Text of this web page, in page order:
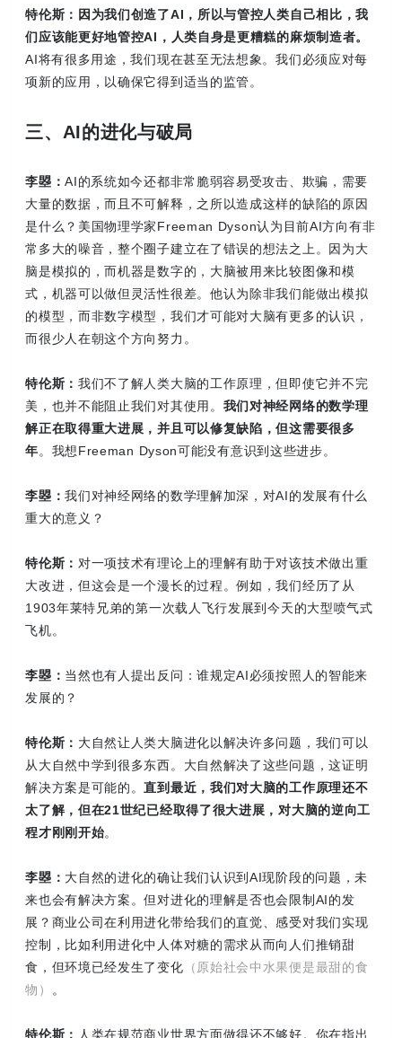
特伦斯： 因为我们创造了AI，所以与管控人类自己相比，我
们应该能更好地管控AI，人类自身是更糟糕的麻烦制造者。
AI将有很多用途，我们现在甚至无法想象。我们必须应对每
项新的应用，以确保它得到适当的监管。
三、AI的进化与破局
李曌：AI的系统如今还都非常脆弱容易受攻击、欺骗，需要
大量的数据，而且不可解释，之所以造成这样的缺陷的原因
是什么？美国物理学家Freeman Dyson认为目前AI方向有非
常多大的噪音，整个圈子建立在了错误的想法之上。因为大
脑是模拟的，而机器是数字的，大脑被用来比较图像和模
式，机器可以做但灵活性很差。他认为除非我们能做出模拟
的模型，而非数字模型，我们才可能对大脑有更多的认识，
而很少人在朝这个方向努力。
特伦斯： 我们不了解人类大脑的工作原理，但即使它并不完
美，也并不能阻止我们对其使用。 我们对神经网络的数学理
解正在取得重大进展，并且可以修复缺陷，但这需要很多
年。我想Freeman Dyson可能没有意识到这些进步。
李曌：我们对神经网络的数学理解加深，对AI的发展有什么
重大的意义？
特伦斯： 对一项技术有理论上的理解有助于对该技术做出重
大改进，但这会是一个漫长的过程。例如，我们经历了从
1903年莱特兄弟的第一次载人飞行发展到今天的大型喷气式
飞机。
李曌： 当然也有人提出反问：谁规定AI必须按照人的智能来
发展的？
特伦斯： 大自然让人类大脑进化以解决许多问题，我们可以
从大自然中学到很多东西。大自然解决了这些问题，这证明
解决方案是可能的。直到最近，我们对大脑的工作原理还不
太了解，但在21世纪已经取得了很大进展，对大脑的逆向工
程才刚刚开始。
李曌： 大自然的进化的确让我们认识到AI现阶段的问题，未
来也会有解决方案。但对进化的理解是否也会限制AI的发
展？商业公司在利用进化带给我们的直觉、感受对我们实现
控制，比如利用进化中人体对糖的需求从而向人们推销甜
食，但环境已经发生了变化 （原始社会中水果便是最甜的食
物）
。
特伦斯： 人类在规范商业世界方面做得还不够好。你在指出